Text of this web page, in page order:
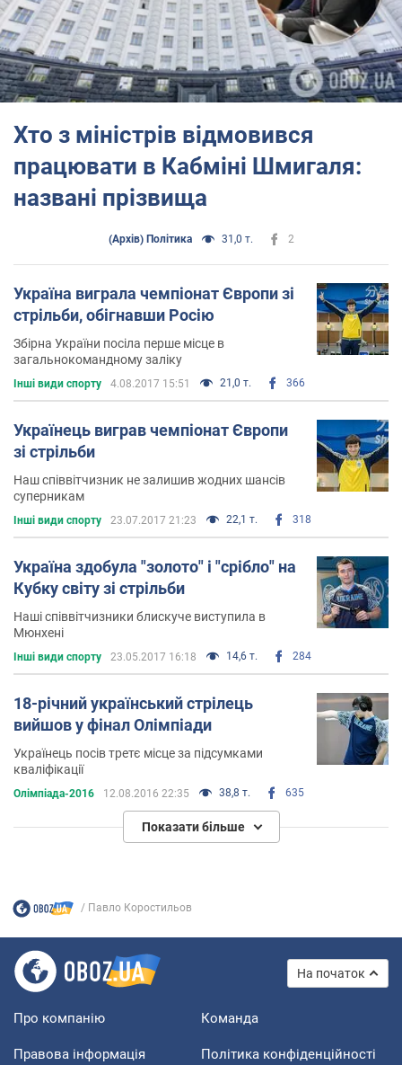
Хто з міністрів відмовився
працювати в Кабміні Шмигаля:
названі прізвища
(Архів) Політика 31,0 т. 2
Україна виграла чемпіонат Європи зі
стрільби, обігнавши Росію
Збірна України посіла перше місце в
загальнокомандному заліку
Інші види спорту 4.08.2017 15:51 21,0 т. 366
Українець виграв чемпіонат Європи
зі стрільби
Наш співвітчизник не залишив жодних шансів
суперникам
Інші види спорту 23.07.2017 21:23 22,1 т. 318
Україна здобула "золото" і "срібло" на
Кубку світу зі стрільби
Наші співвітчизники блискуче виступила в
Мюнхені
Інші види спорту 23.05.2017 16:18 14,6 т. 284
18-річний український стрілець
вийшов у фінал Олімпіади
Українець посів третє місце за підсумками
кваліфікації
Олімпіада-2016 12.08.2016 22:35 38,8 т. 635
Показати більше
Павло Коростильов
На початок
Про компанію Команда
Правова інформація Політика конфіденційності